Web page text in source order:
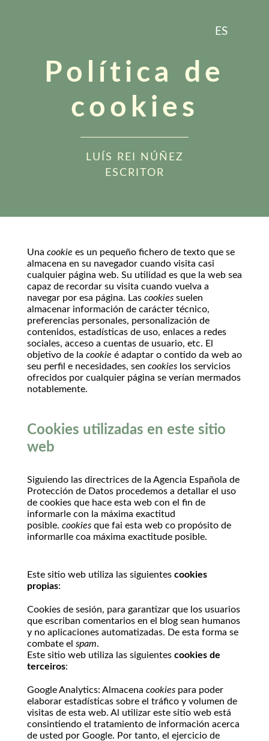
Política de
cookies
LUÍS REI NÚÑEZ
ESCRITOR
Una cookie es un pequeño fichero de texto que se
almacena en su navegador cuando visita casi
cualquier página web. Su utilidad es que la web sea
capaz de recordar su visita cuando vuelva a
navegar por esa página. Las cookiessuelen
almacenar información de carácter técnico,
preferencias personales, personalización de
contenidos, estadísticas de uso, enlaces a redes
sociales, acceso a cuentas de usuario, etc. El
objetivo de la cookie é adaptar o contido da web ao
seu perfil e necesidades, sen cookieslos servicios
ofrecidos por cualquier página se verían mermados
notablemente.
Cookies utilizadas en este sitio
web
Siguiendo las directrices de la Agencia Española de
Protección de Datos procedemos a detallar el uso
de cookies que hace esta web con el fin de
informarle con la máxima exactitud
posible. cookiesque fai esta web co propósito de
informarlle coa máxima exactitude posible.
Este sitio web utiliza las siguientes cookies
propias:
Cookies de sesión, para garantizar que los usuarios
que escriban comentarios en el blog sean humanos
y no aplicaciones automatizadas. De esta forma se
combate el spam.
Este sitio web utiliza las siguientes cookies de
terceiros:
Google Analytics: Almacena cookiespara poder
elaborar estadísticas sobre el tráfico y volumen de
visitas de esta web. Al utilizar este sitio web está
consintiendo el tratamiento de información acerca
de usted por Google. Por tanto, el ejercicio de
ES